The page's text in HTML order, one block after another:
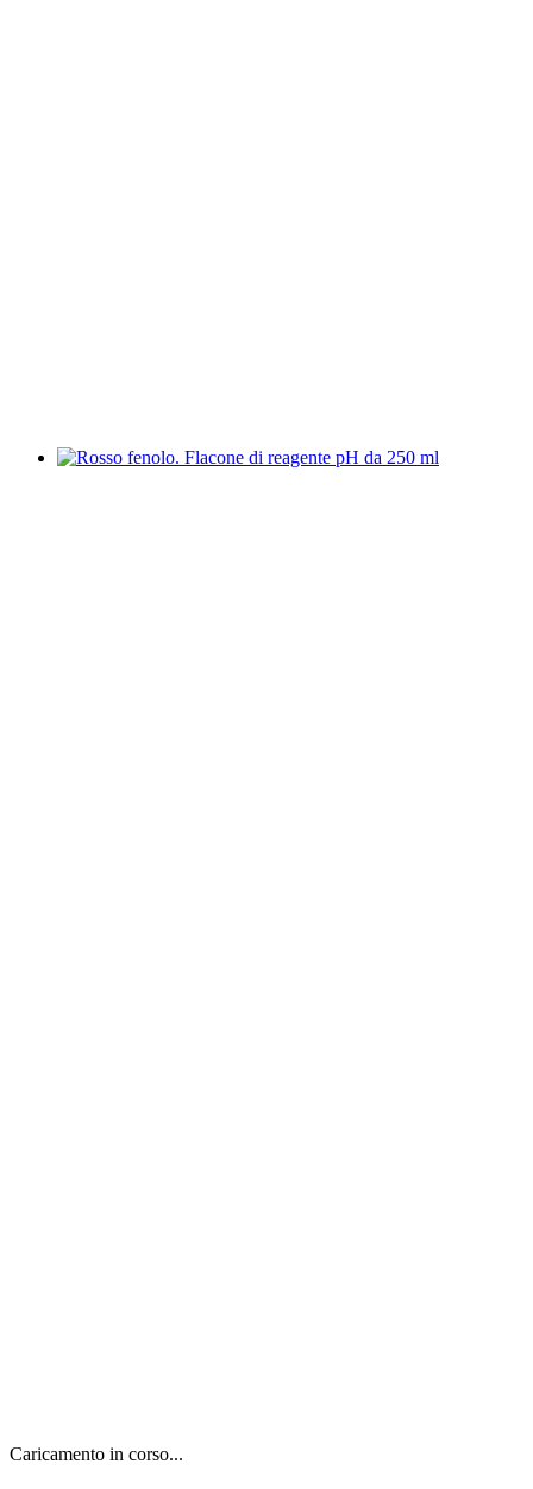
Caricamento in corso...